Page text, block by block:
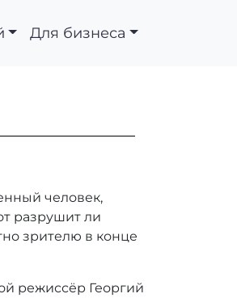
Для бизнеса
человек,
разрушит ли
зрителю в конце
режиссёр Георгий